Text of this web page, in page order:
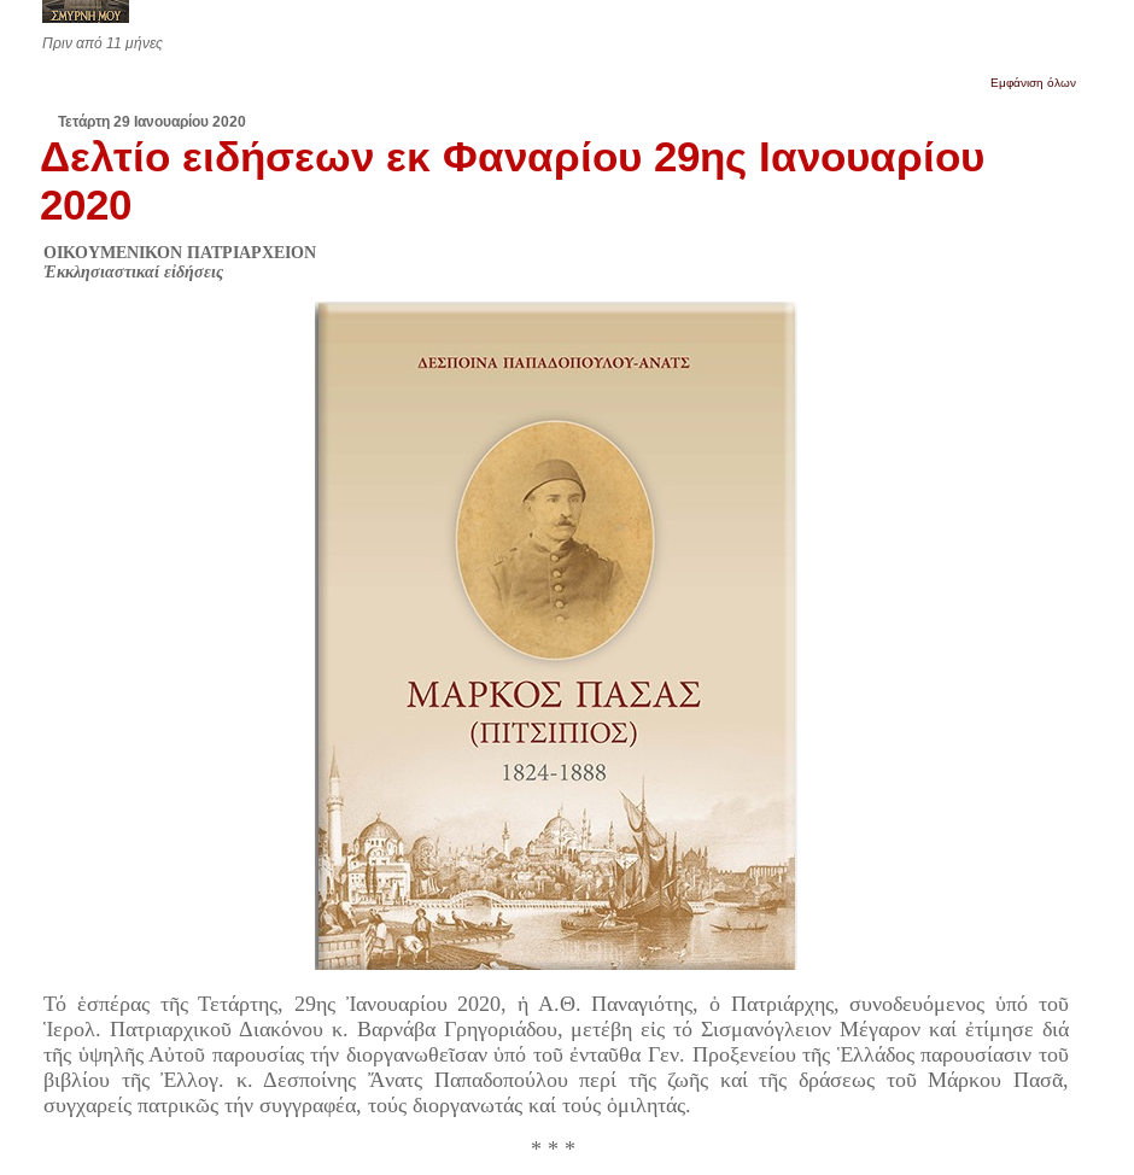
Πριν από 11 μήνες
Εμφάνιση όλων
Τετάρτη 29 Ιανουαρίου 2020
Δελτίο ειδήσεων εκ Φαναρίου 29ης Ιανουαρίου
2020
ΟΙΚΟΥΜΕΝΙΚΟΝ ΠΑΤΡΙΑΡΧΕΙΟΝ
Ἐκκλησιαστικαί εἰδήσεις
Τό ἑσπέρας τῆς Τετάρτης, 29ης Ἰανουαρίου 2020, ἡ Α.Θ. Παναγιότης, ὁ Πατριάρχης, συνοδευόμενος ὑπό τοῦ
Ἱερολ. Πατριαρχικοῦ Διακόνου κ. Βαρνάβα Γρηγοριάδου, μετέβη εἰς τό Σισμανόγλειον Μέγαρον καί ἐτίμησε διά
τῆς ὑψηλῆς Αὐτοῦ παρουσίας τήν διοργανωθεῖσαν ὑπό τοῦ ἐνταῦθα Γεν. Προξενείου τῆς Ἑλλάδος παρουσίασιν τοῦ
βιβλίου τῆς Ἐλλογ. κ. Δεσποίνης Ἄνατς Παπαδοπούλου περί τῆς ζωῆς καί τῆς δράσεως τοῦ Μάρκου Πασᾶ,
συγχαρείς πατρικῶς τήν συγγραφέα, τούς διοργανωτάς καί τούς ὁμιλητάς.
* * *